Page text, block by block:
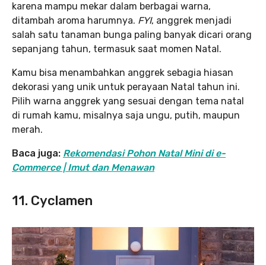
karena mampu mekar dalam berbagai warna,
ditambah aroma harumnya. FYI, anggrek menjadi
salah satu tanaman bunga paling banyak dicari orang
sepanjang tahun, termasuk saat momen Natal.
Kamu bisa menambahkan anggrek sebagia hiasan
dekorasi yang unik untuk perayaan Natal tahun ini.
Pilih warna anggrek yang sesuai dengan tema natal
di rumah kamu, misalnya saja ungu, putih, maupun
merah.
Baca juga: Rekomendasi Pohon Natal Mini di e-
Commerce | Imut dan Menawan
11. Cyclamen